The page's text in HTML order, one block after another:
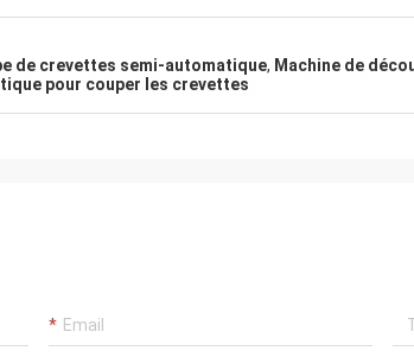
de crevettes semi-automatique, Machine de
pour couper les crevettes